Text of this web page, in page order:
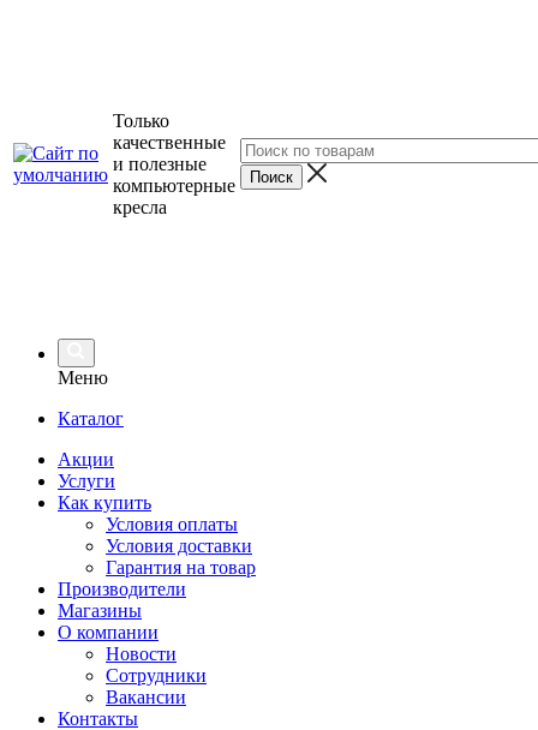
Только
качественные
и полезные
компьютерные
кресла
Меню
Каталог
Акции
Услуги
Как купить
Условия оплаты
Условия доставки
Гарантия на товар
Производители
Магазины
О компании
Новости
Сотрудники
Вакансии
Контакты